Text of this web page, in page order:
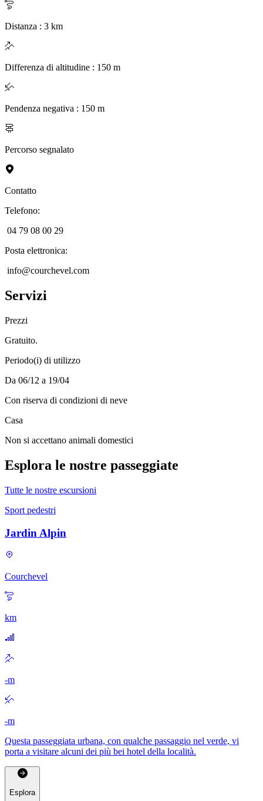
Distanza : 3 km
Differenza di altitudine : 150 m
Pendenza negativa : 150 m
Percorso segnalato
Contatto
Telefono:
04 79 08 00 29
Posta elettronica:
info@courchevel.com
Servizi
Prezzi
Gratuito.
Periodo(i) di utilizzo
Da 06/12 a 19/04
Con riserva di condizioni di neve
Casa
Non si accettano animali domestici
Esplora le nostre passeggiate
Tutte le nostre escursioni
Sport pedestri
Jardin Alpin
Courchevel
km
-m
-m
Questa passeggiata urbana, con qualche passaggio nel verde, vi
porta a visitare alcuni dei più bei hotel della località.
Esplora